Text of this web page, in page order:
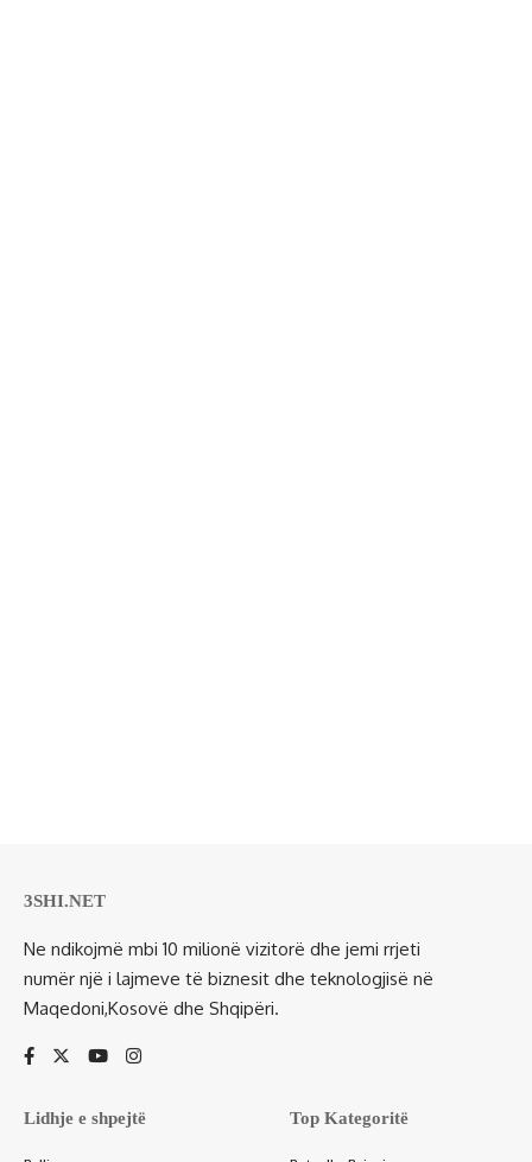
3SHI.NET
Ne ndikojmë mbi 10 milionë vizitorë dhe jemi rrjeti
numër një i lajmeve të biznesit dhe teknologjisë në
Maqedoni,Kosovë dhe Shqipëri.
Lidhje e shpejtë Top Kategoritë